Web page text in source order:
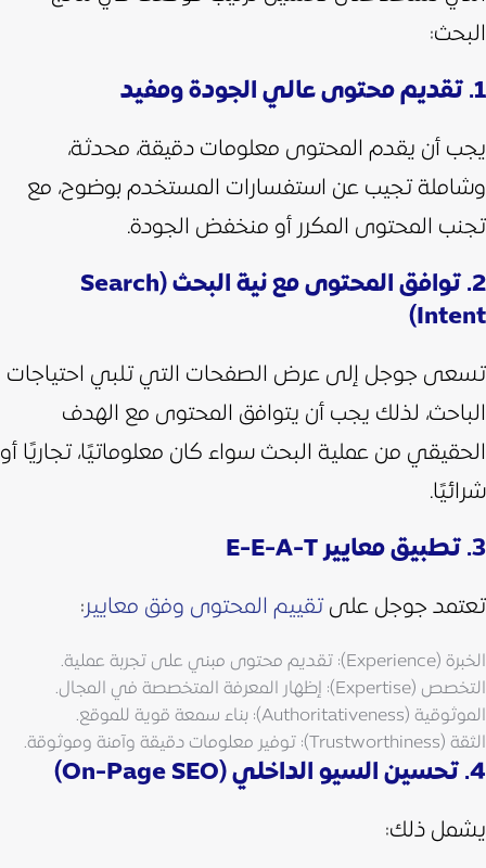
البحث:
1. تقديم محتوى عالي الجودة ومفيد
يجب أن يقدم المحتوى معلومات دقيقة، محدثة،
وشاملة تجيب عن استفسارات المستخدم بوضوح، مع
تجنب المحتوى المكرر أو منخفض الجودة.
2. توافق المحتوى مع نية البحث (Search
Intent)
تسعى جوجل إلى عرض الصفحات التي تلبي احتياجات
الباحث، لذلك يجب أن يتوافق المحتوى مع الهدف
الحقيقي من عملية البحث سواء كان معلوماتيًا، تجاريًا أو
شرائيًا.
3. تطبيق معايير E-E-A-T
تعتمد جوجل على تقييم المحتوى وفق معايير:
الخبرة (Experience): تقديم محتوى مبني على تجربة عملية.
التخصص (Expertise): إظهار المعرفة المتخصصة في المجال.
الموثوقية (Authoritativeness): بناء سمعة قوية للموقع.
الثقة (Trustworthiness): توفير معلومات دقيقة وآمنة وموثوقة.
4. تحسين السيو الداخلي (On-Page SEO)
يشمل ذلك: